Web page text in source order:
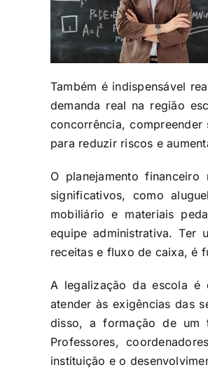
Também é indispensável
demanda real na região
concorrência,
para reduzir riscos e
O planejamento
significativos, como
mobiliário e materiais
equipe administrativa. Ter
receitas e fluxo de caixa, é
A legalização da escola é
atender às exigências das
disso, a formação de um
Professores,
instituição e o